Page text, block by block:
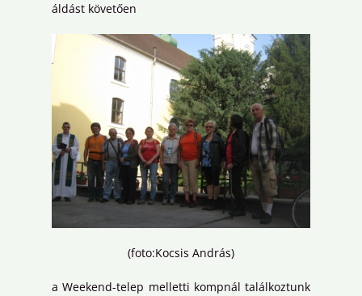
áldást követően
(foto:Kocsis András)
a Weekend-telep melletti kompnál találkoztunk